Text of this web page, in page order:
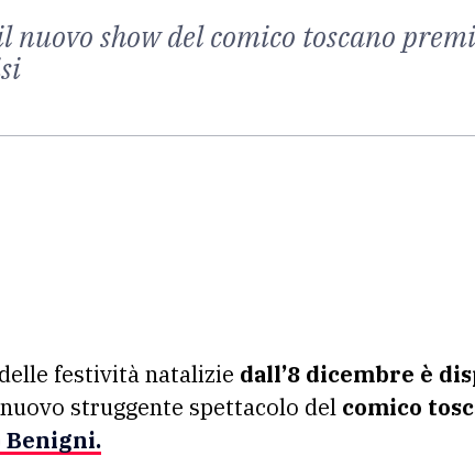
show del comico toscano
festività natalizie dall’8 dicembre è
struggente spettacolo del comico
Benigni.